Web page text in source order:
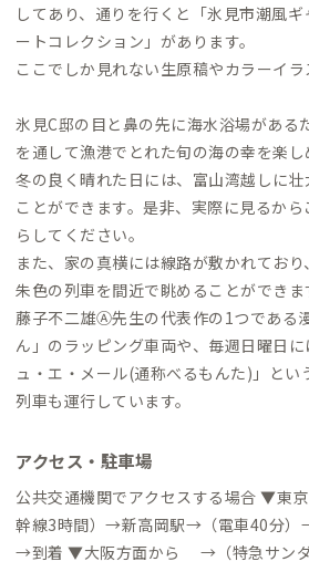
してあり、通りを行くと「氷見市潮風
ートコレクション」があります。
ここでしか見れない生原稿やカラーイラ
氷見C邸の目と鼻の先に海水浴場がある
を通して漁港でとれた旬の海の幸を楽し
冬の良く晴れた日には、富山湾越しに
ことができます。是非、実際に見るか
らしてください。
また、家の真横には線路が敷かれてお
朱色の列車を間近で眺めることができま
藤子不二雄Ⓐ先生の代表作の1つである
ん」のラッピング車両や、毎週日曜日
ュ・エ・メール(通称べるもんた)」とい
列車も運行しています。
アクセス・駐車場
公共交通機関でアクセスする場合 ▼
幹線3時間）→新高岡駅→（電車40分）
→到着 ▼大阪方面から →（特急サンダ